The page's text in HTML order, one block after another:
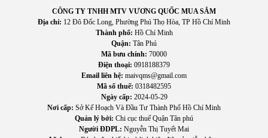
Cắm điện và bật chế độ phù hợp.
: Thưởng thức
Sau khi hoàn tất, máy sẽ tự động chuyển sang chế độ giữ
Vệ sinh bình sau mỗi lần sử dụng
Không để nước tồn đọng lâu trong bình
Tránh va đập mạnh làm nứt thủy tinh
CÔNG TY TNHH MTV VƯƠNG QUỐC MUA SẮM
Địa chỉ: 12 Đô Đốc Long, Phường Phú Thọ Hòa, TP Hồ Chí Minh
Thành phố: Hồ Chí Minh
Quận: Tân Phú
Mã bưu chính: 70000
Điện thoại: 0918188379
Email liên hệ: maivqms@gmail.com
Mã số thuế: 0318482595
Ngày cấp: 2024-05-29
Nơi cấp: Sở Kế Hoạch Và Đầu Tư Thành Phố Hồ Chí Minh
Quản lý bởi: Chi cục thuế Quận Tân phú
Người ĐDPL: Nguyễn Thị Tuyết Mai